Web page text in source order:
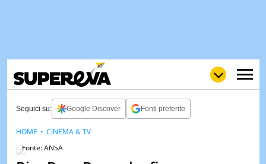
Seguici su: Google Discover Fonti preferite
Fonte: ANSA
HOME CINEMA & TV